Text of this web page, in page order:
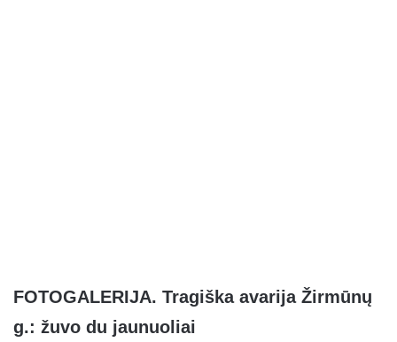
FOTOGALERIJA. Tragiška avarija Žirmūnų
g.: žuvo du jaunuoliai